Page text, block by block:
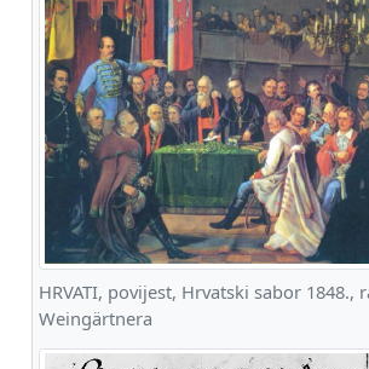
HRVATI, povijest, Hrvatski sabor 1848.,
Weingärtnera